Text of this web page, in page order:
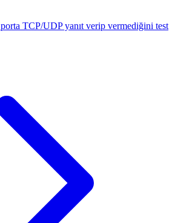
TCP/UDP yanıt verip vermediğini test